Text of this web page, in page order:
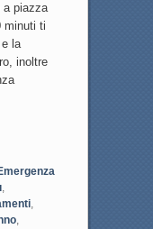
a piazza
minuti ti
la
inoltre
,
,
,